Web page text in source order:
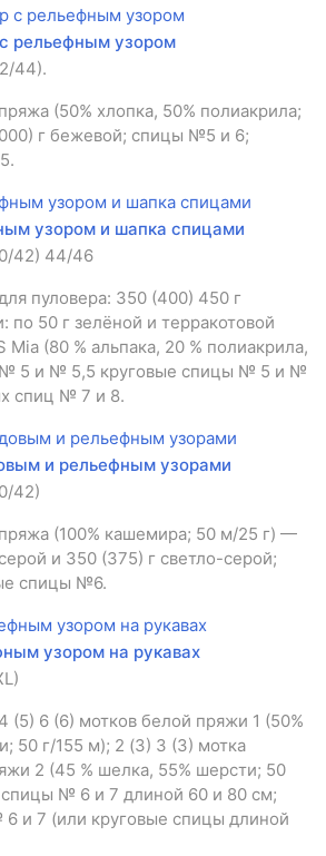
рельефным узором
44).
пряжа (50% хлопка, 50% полиакрила;
г бежевой; спицы №5 и 6;
узором и шапка спицами
42) 44/46
для пуловера: 350 (400) 450 г
по 50 г зелёной и терракотовой
Mia (80 % альпака, 20 % полиакрила,
№ 5 и № 5,5 круговые спицы № 5 и №
спиц № 7 и 8.
и рельефным узорами
42)
пряжа (100% кашемира; 50 м/25 г) —
и 350 (375) г светло-серой;
спицы №6.
узором на рукавах
4 (5) 6 (6) мотков белой пряжи 1 (50%
50 г/155 м); 2 (3) 3 (3) мотка
2 (45 % шелка, 55% шерсти; 50
№ 6 и 7 длиной 60 и 80 см;
и 7 (или круговые спицы длиной